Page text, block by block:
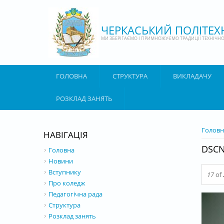
ЧЕРКАСЬКИЙ
МИ ЗБЕРІГАЄМО І ПРИМНОЖУЄМО ТРАДИЦІЇ
ГОЛОВНА СТРУКТУРА ВИКЛАДАЧУ
РОЗКЛАД ЗАНЯТЬ
ВИ Є
17of
НАВІГАЦІЯ
Головна
Новини
Вступнику
Про коледж
Педагогічна рада
Структура
Розклад занять